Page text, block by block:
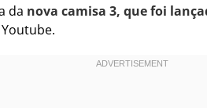
da nova camisa 3, que foi